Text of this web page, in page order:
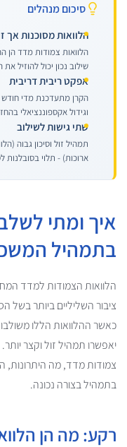
סיכום מנהלים
הלוואות מסוכנות אך
הלוואות צמודות מדד הן
שילוב נכון יכול להוזיל
אפקט ריבית דריבית
הקרן מתעדכנת מדי
וגידול אקספוננציאלי
שתי גישות לשילוב
תמהיל זול וסיכון גבוה
ארוכות) - תלוי בסובלנות
איך ומתי
בתמהיל
הלוואות הצמודות למדד
ציבור השליליים ביותר בשל
כאשר ההלוואות הללו
יאפשרו תמהיל זול וקצר
צמודות מדד, מה היתרונות,
בתמהיל בצורה נכונה.
רקע: מה הן